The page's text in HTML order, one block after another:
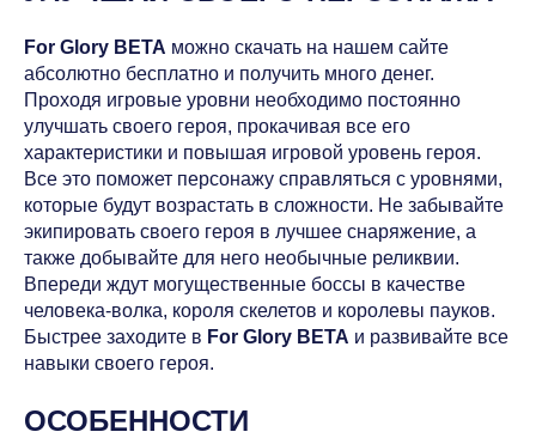
For Glory BETA можно скачать на нашем сайте
абсолютно бесплатно и получить много денег.
Проходя игровые уровни необходимо постоянно
улучшать своего героя, прокачивая все его
характеристики и повышая игровой уровень героя.
Все это поможет персонажу справляться с уровнями,
которые будут возрастать в сложности. Не забывайте
экипировать своего героя в лучшее снаряжение, а
также добывайте для него необычные реликвии.
Впереди ждут могущественные боссы в качестве
человека-волка, короля скелетов и королевы пауков.
Быстрее заходите в For Glory BETA и развивайте все
навыки своего героя.
ОСОБЕННОСТИ